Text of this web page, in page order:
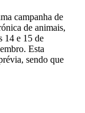
campanha de
de animais,
14 e 15 de
Esta
sendo que